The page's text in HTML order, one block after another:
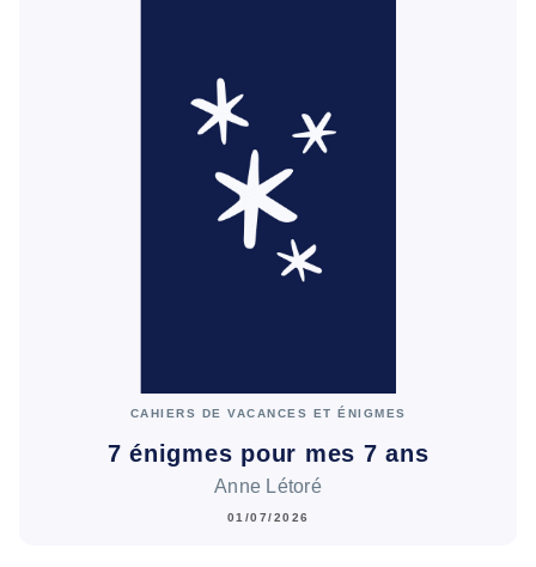
CAHIERS DE VACANCES ET ÉNIGMES
7 énigmes pour mes 7 ans
Anne Létoré
01/07/2026